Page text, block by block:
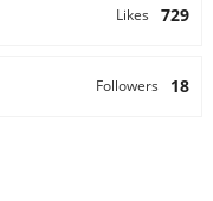
729
Likes
18
Followers